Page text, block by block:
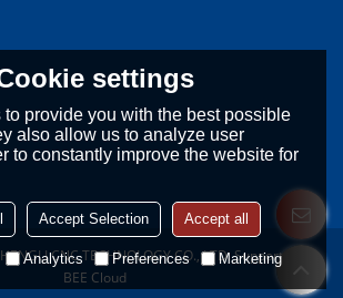
HENGLI CNC TECHNOLOGY CO., LTD.Support By
BEE Cloud
settings
provide you with the best possible
also allow us to analyze user
to constantly improve the website for
Accept Selection Accept all
Analytics Preferences Marketing